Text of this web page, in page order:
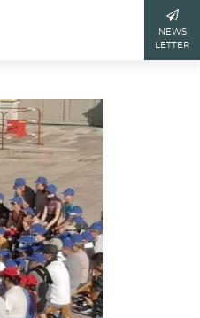
NEWS
LETTER